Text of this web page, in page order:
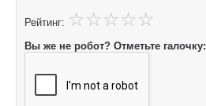
Рейтинг:
Вы же не робот? Отметьте галочку: